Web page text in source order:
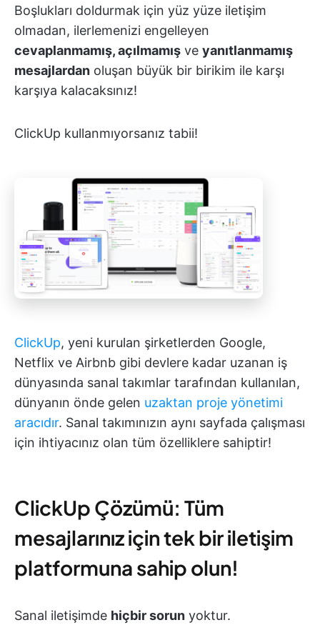
Boşlukları doldurmak için yüz yüze iletişim
olmadan, ilerlemenizi engelleyen
cevaplanmamış, açılmamış ve yanıtlanmamış
mesajlardan oluşan büyük bir birikim ile karşı
karşıya kalacaksınız!
ClickUp kullanmıyorsanız tabii!
ClickUp, yeni kurulan şirketlerden Google,
Netflix ve Airbnb gibi devlere kadar uzanan iş
dünyasında sanal takımlar tarafından kullanılan,
dünyanın önde gelen uzaktan proje yönetimi
aracıdır. Sanal takımınızın aynı sayfada çalışması
için ihtiyacınız olan tüm özelliklere sahiptir!
ClickUp Çözümü: Tüm
mesajlarınız için tek bir iletişim
platformuna sahip olun!
Sanal iletişimde hiçbir sorun yoktur.